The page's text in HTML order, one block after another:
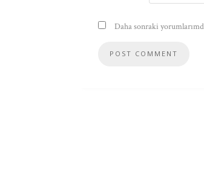
Daha sonraki